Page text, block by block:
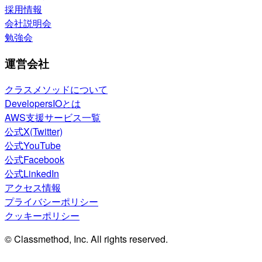
採用情報
会社説明会
勉強会
運営会社
クラスメソッドについて
DevelopersIOとは
AWS支援サービス一覧
公式X(Twitter)
公式YouTube
公式Facebook
公式LinkedIn
アクセス情報
プライバシーポリシー
クッキーポリシー
© Classmethod, Inc. All rights reserved.